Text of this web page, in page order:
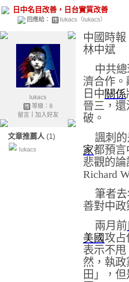
日中名目改善，日台實質改善
回應給： lukacs（lukacs）
lukacs
等級：8
留言｜ 加入好友
文章推薦人 (1)
lukacs
中國時報
林中斌
中共
濟合作
日中關係
晉三，還
破。
諷刺
家都預言
悲觀的
Richard
筆者
善對中
兩月前
美國攻占
表示不
然，執
田」，但